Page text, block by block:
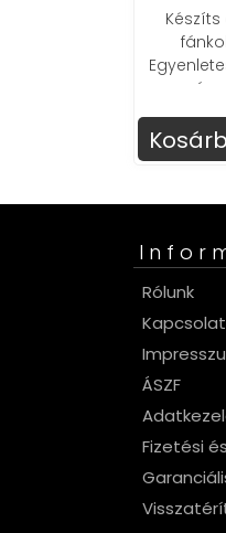
könnyű kezelés
Rólunk
Kapcsolat
ÁSZF
Fizetési